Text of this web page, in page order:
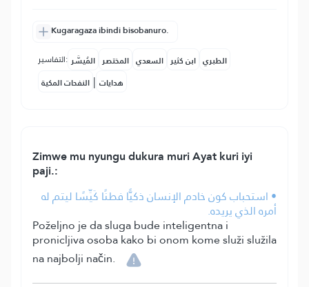
Kugaragaza ibindi bisobanuro.
التفاسير: المُيسَّر المختصر السعدي ابن كثير الطبري
النفحات المكية | هدايات
Zimwe mu nyungu dukura muri Ayat kuri iyi
paji.:
• استحباب كون خادم الإنسان ذكيًّا فطنًا كَيِّسًا ليتم له
أمره الذي يريده.
Poželjno je da sluga bude inteligentna i
pronicljiva osoba kako bi onom kome služi služila
na najbolji način.